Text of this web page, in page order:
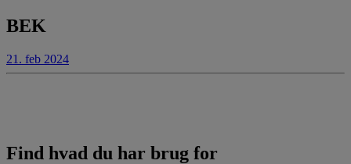
BEK
21. feb 2024
Find hvad du har brug for